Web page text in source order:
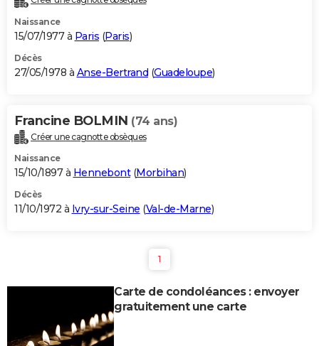
Naissance
15/07/1977 à Paris (Paris)
Décès
27/05/1978 à Anse-Bertrand (Guadeloupe)
Francine BOLMIN (74 ans)
Créer une cagnotte obsèques
Naissance
15/10/1897 à Hennebont(Morbihan)
Décès
11/10/1972 à Ivry-sur-Seine (Val-de-Marne)
1
Carte de condoléances : envoyer
gratuitement une carte